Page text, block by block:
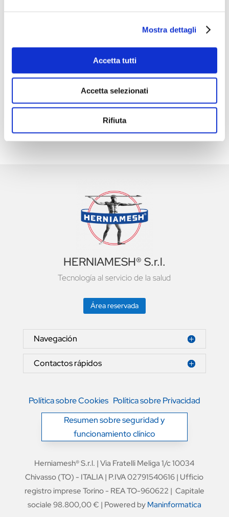
Mostra dettagli
Accetta tutti
Accetta selezionati
Rifiuta
ASOCIACIÓN ITALIANA DE UROLOGÍA
GINECOLÓGICA Y DEL SUELO PÉLVICO: AIUG
2026
48° CONGRESO INTERNACIONAL ANUAL DE
LA SOCIEDAD EUROPEA DE HERNIA EHS
HERNIAMESH® S.r.l.
Tecnología al servicio de la salud
Área reservada
Navegación
Contactos rápidos
Política sobre Cookies Política sobre Privacidad
Resumen sobre seguridad y
funcionamiento clínico
Herniamesh® S.r.l. | Via Fratelli Meliga 1/c 10034
Chivasso (TO) - ITALIA | P.IVA 02791540616 | Ufficio
registro imprese Torino - REA TO-960622 | Capitale
sociale 98.800,00 € | Powered by Maninformatica